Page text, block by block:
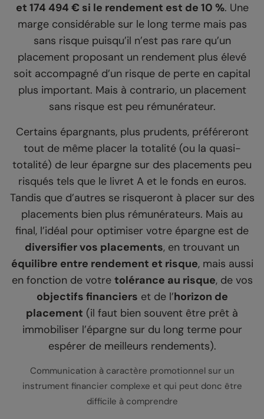
et 174 494 € si le rendement est de 10 %. Une
marge considérable sur le long terme mais pas
sans risque puisqu’il n’est pas rare qu’un
placement proposant un rendement plus élevé
soit accompagné d’un risque de perte en capital
plus important. Mais à contrario, un placement
sans risque est peu rémunérateur.
Certains épargnants, plus prudents, préféreront
tout de même placer la totalité (ou la quasi-
totalité) de leur épargne sur des placements peu
risqués tels que le livret A et le fonds en euros.
Tandis que d’autres se risqueront à placer sur des
placements bien plus rémunérateurs. Mais au
final, l’idéal pour optimiser votre épargne est de
diversifier vos placements, en trouvant un
équilibre entre rendement et risque, mais aussi
en fonction de votre tolérance au risque, de vos
objectifs financiers et de l’horizon de
placement (il faut bien souvent être prêt à
immobiliser l’épargne sur du long terme pour
espérer de meilleurs rendements).
Communication à caractère promotionnel sur un
instrument financier complexe et qui peut donc être
difficile à comprendre